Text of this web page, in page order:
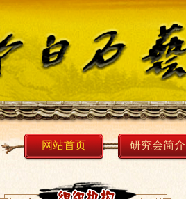
网站首页 研究会简介